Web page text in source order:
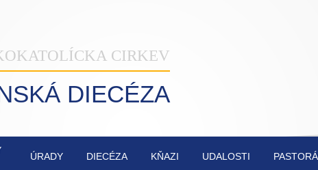
CIRKEV
DIECÉZA
ÚRADY DIECÉZA KŇAZI UDALOSTI